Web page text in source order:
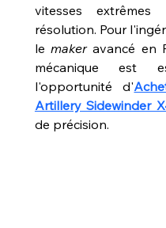
vitesses
résolution. Pour
le maker avancé en
mécanique est
l'opportunité d'
Artillery Sidewinder
de précision.